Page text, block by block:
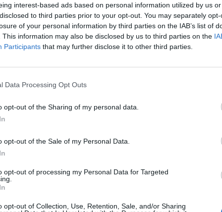
interest-based ads based on personal information utilized by us
to third parties prior to your opt-out. You may separately
of your personal information by third parties on the IAB’s list of
This information may also be disclosed by us to third parties on the
Participants that may further disclose it to other third parties.
Data Processing Opt Outs
opt-out of the Sharing of my personal data.
opt-out of the Sale of my Personal Data.
opt-out of processing my Personal Data for Targeted
opt-out of Collection, Use, Retention, Sale, and/or Sharing
1,5%-os emelkedés után decemberben a várt
0,7%-kal csökkentek az ipari megrendelések
a hazai kereslet 2,5%-os esésével magyarázható,
összességében 1%-kal emelkedtek, amely a hazai kereslet
os növekedéséből jött össze, így tehát ez élénkülés...
portfolio.hu hírarchívumához tartozik, melynek olvasása
cikkarchívum